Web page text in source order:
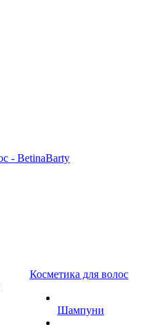
Косметика для волос
Шампуни